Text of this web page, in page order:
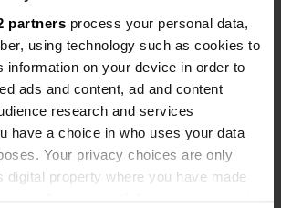
partners process your personal data,
using technology such as cookies to
information on your device in order to
ads and content, ad and content
research and services
have a choice in who uses your data
Your privacy choices are only
digital property where you have made
traditionele campings, waar je je
buren neerzet. Daarnaast hebben
de beste tips om van je verblijf
genieten.
onder de afbeelding.